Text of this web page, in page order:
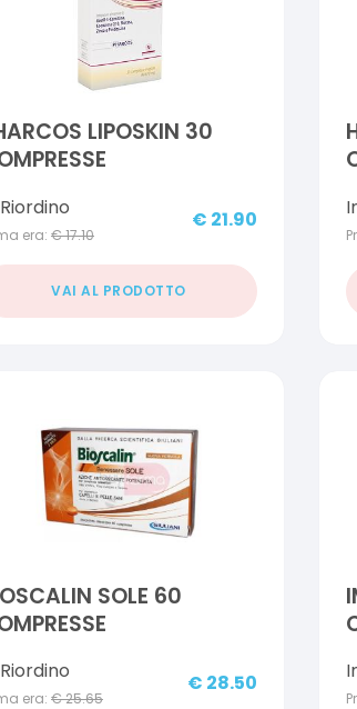
LIPOSKIN 30
era: €17.10
€ 21.90
VAI AL PRODOTTO
SOLE 60
era: €25.65
€ 28.50